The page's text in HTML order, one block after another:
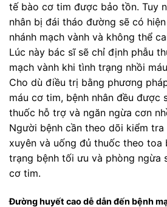
tế bào cơ tim được bảo tồn. Tuy
nhân bị đái tháo đường sẽ có
nhánh mạch vành và không thể
Lúc này bác sĩ sẽ chỉ định phẫu
mạch vành khi tình trạng nhồi
Cho dù điều trị bằng phương
máu cơ tim, bệnh nhân đều được
thuốc hỗ trợ và ngăn ngừa cơn
Người bệnh cần theo dõi kiểm
xuyên và uống đủ thuốc theo
trạng bệnh tối ưu và phòng ngừa
cơ tim.
Đường huyết cao dễ dẫn đến bệnh